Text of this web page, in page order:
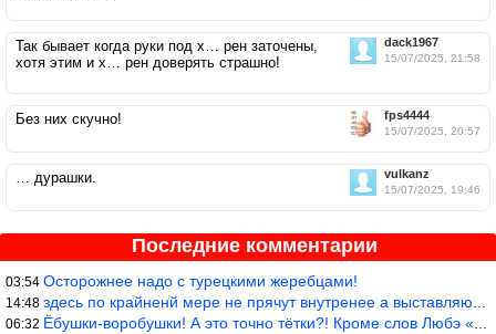
dack1967
15/07/2025, 21:58
Так бывает когда руки под х… рен заточены,
хотя этим и х… рен доверять страшно!
fps4444
15/07/2025, 20:57
Без них скучно!
vulkanz
15/07/2025, 19:46
… дурашки.
Последние комментарии
03:54 Осторожнее надо с турецкими жеребцами!
14:48 здесь по крайненй мере не прячут внутренее а выставляют напоказ,
06:32 Ёбушки-воробушки! А это точно тётки?! Кроме слов Любэ «ты агрега